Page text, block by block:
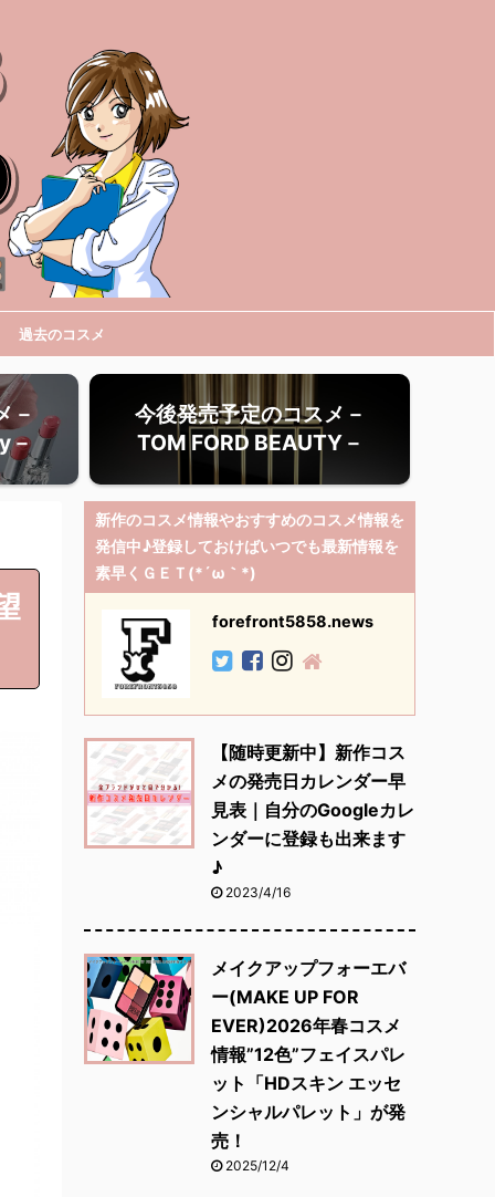
過去のコスメ
－
－
今後発売予定のコスメ－
TOM FORD BEAUTY－
新作のコスメ情報やおすすめのコスメ情報を
発信中♪登録しておけばいつでも最新情報を
素早くＧＥＴ(*´ω｀*)
forefront5858.news
【随時更新中】新作コス
メの発売日カレンダー早
見表｜自分のGoogleカレ
ンダーに登録も出来ます
♪
2023/4/16
メイクアップフォーエバ
ー(MAKE UP FOR
EVER)2026年春コスメ
情報”12色”フェイスパレ
ット「HDスキン エッセ
ンシャルパレット」が発
売！
2025/12/4